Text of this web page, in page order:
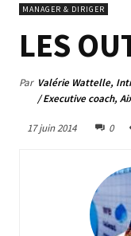
MANAGER & DIRIGER
LES
Par Valérie Wattelle,
/ Executive coach,
17 juin 2014 0